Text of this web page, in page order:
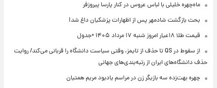
ماه‌چهره خلیلی با لباس عروس در کنار پارسا پیروزفر
بحث بازگشت شادمهر پس از اظهارات پزشکیان داغ شد!
قیمت طلا ۱۸عیار امروز شنبه ۱۷ مرداد ۱۴۰۵ +جدول
از سقوط در QS تا حذف از تایمز، وقتی سیاست دانشگاه را قربانی می‌کند/ روایت
حذف دانشگاه‌های ایران از رتبه‌بندی‌های جهانی
چهره بهت‌زده سه بازیگر زن در مراسم یادبود مریم همتیان